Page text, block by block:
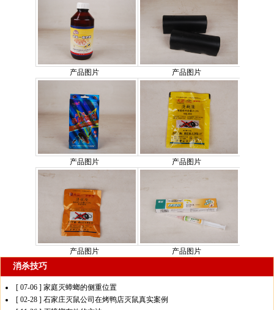
消杀技巧
[ 07-06 ] 家庭灭蟑螂的侧重位置
[ 02-28 ] 石家庄灭鼠公司在烤鸭店灭鼠真实案例